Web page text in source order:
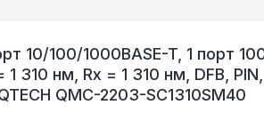
10/100/1000BASE-T, 1 порт
310 нм, Rx = 1 310 нм, DFB,
QMC-2203-SC1310SM40